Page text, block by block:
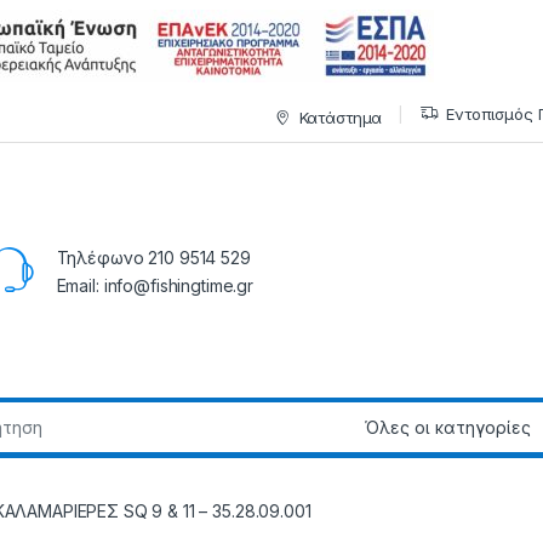
Κατάστημα Εντοπισμός
Τηλέφωνο 210 9514 529
Email: info@fishingtime.gr
SQ 9 & 11 – 35.28.09.001